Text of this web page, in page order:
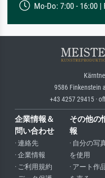
Mo-Do: 7:00 - 16:00 |
9586 Finkenstein
+43 4257 29415 ·
企業情報＆
問い合わせ
· 連絡先
· 企業情報
· ご利用規約
その他の
報
· 自分の写
を使用
· アート作